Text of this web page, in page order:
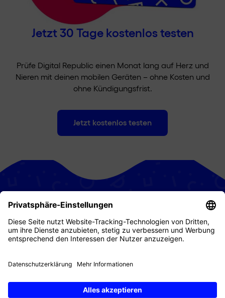
Jetzt 30 Tage kostenlos testen
Prüfe Digital Republic einen Monat lang auf Herz und
Nieren mit deinen mobilen Geräten – ohne Kosten und
ohne Kündigungsfrist.
Jetzt kostenlos testen
Privatkunden
Geschäftskunden
Digital Republic
Supportcenter